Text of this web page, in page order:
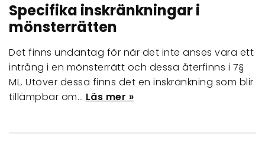
Specifika inskränkningar i
mönsterrätten
Det finns undantag för när det inte anses vara ett
intrång i en mönsterrätt och dessa återfinns i 7§
ML. Utöver dessa finns det en inskränkning som blir
tillämpbar om… Läs mer »